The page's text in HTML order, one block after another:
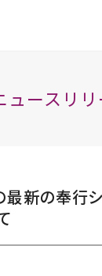
ュースリリ
新の奉行